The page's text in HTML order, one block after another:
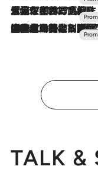
2026.7.17
「土佐和ハーブかき氷」がOMO7高知に登場！生姜、山椒、大葉など目にも舌にも涼を呼ぶ郷土の味
2026.7.10
NEW OPEN！【界 草津】名湯の地に誕生。趣の異なる2種の温泉と上州ならではの会席・蕎麦割烹など美食を味わう究極の癒やし旅
TALK &